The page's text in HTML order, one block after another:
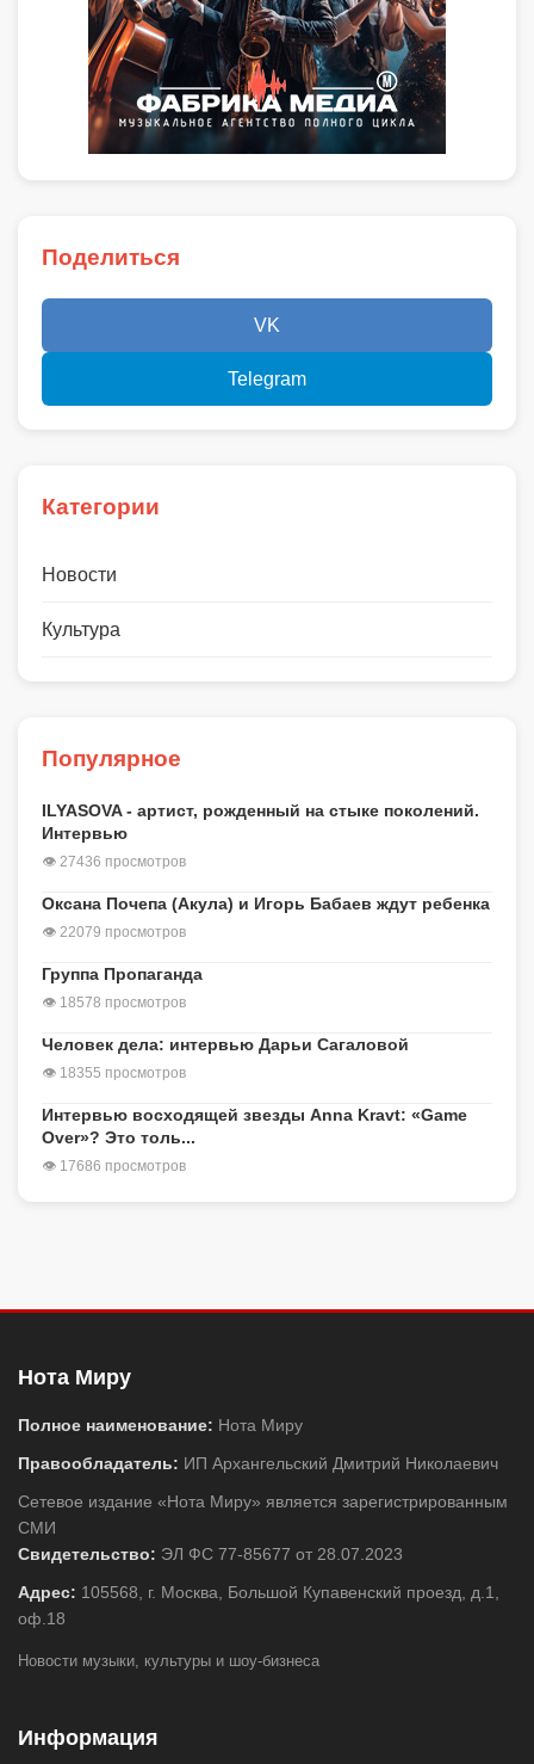
Поделиться
VK
Telegram
Категории
Новости
Культура
Популярное
ILYASOVA - артист, рожденный на стыке поколений.
Интервью
👁 27436 просмотров
Оксана Почепа (Акула) и Игорь Бабаев ждут ребенка
👁 22079 просмотров
Группа Пропаганда
👁 18578 просмотров
Человек дела: интервью Дарьи Сагаловой
👁 18355 просмотров
Интервью восходящей звезды Anna Kravt: «Game
Over»? Это толь...
👁 17686 просмотров
Нота Миру
Полное наименование: Нота Миру
Правообладатель: ИП Архангельский Дмитрий Николаевич
Сетевое издание «Нота Миру» является зарегистрированным
СМИ
Свидетельство: ЭЛ ФС 77-85677 от 28.07.2023
Адрес: 105568, г. Москва, Большой Купавенский проезд, д.1,
оф.18
Новости музыки, культуры и шоу-бизнеса
Информация